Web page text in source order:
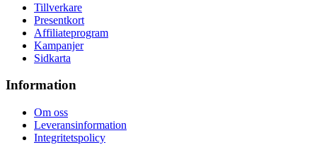
Tillverkare
Presentkort
Affiliateprogram
Kampanjer
Sidkarta
Information
Om oss
Leveransinformation
Integritetspolicy